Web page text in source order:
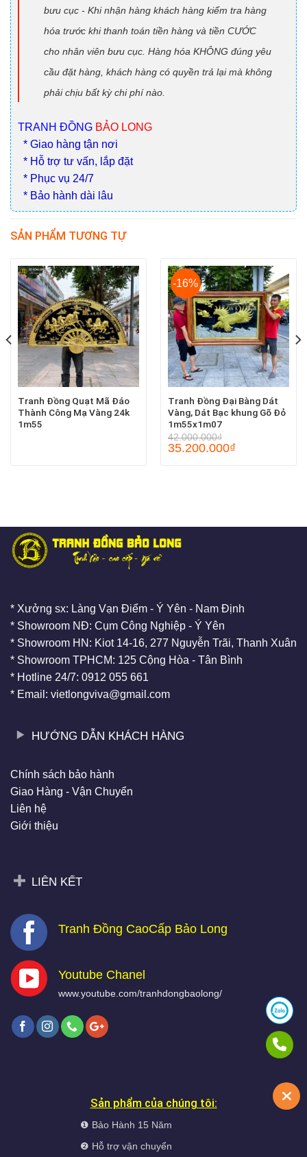
bưu cục - Khi nhận hàng khách hàng kiểm tra hàng
hóa trước khi thanh toán tiền hàng và tiền CƯỚC
cho nhân viên bưu cục. Hàng hóa KHÔNG đúng yêu
cầu đặt hàng, khách hàng có quyền trả lại mà không
phải chịu bất kỳ chi phí nào.
TRANH ĐỒNG BẢO LONG
* Giao hàng tận nơi
* Hỗ trợ tư vấn, lắp đặt
* Phục vụ 24/7
* Bảo hành dài lâu
SẢN PHẨM TƯƠNG TỰ
Tranh Đồng Quạt Mã Đáo
Thành Công Mạ Vàng 24k
1m55
-16%
Tranh Đồng Đại Bàng Dát
Vàng, Dát Bạc khung Gõ Đỏ
1m55x1m07
42.000.000₫
35.200.000₫
* Xưởng sx: Làng Vạn Điểm - Ý Yên - Nam Định
* Showroom NĐ: Cụm Công Nghiệp - Ý Yên
* Showroom HN: Kiot 14-16, 277 Nguyễn Trãi, Thanh Xuân
* Showroom TPHCM: 125 Cộng Hòa - Tân Bình
* Hotline 24/7: 0912 055 661
* Email: vietlongviva@gmail.com
HƯỚNG DẪN KHÁCH HÀNG
Chính sách bảo hành
Giao Hàng - Vận Chuyển
Liên hệ
Giới thiệu
LIÊN KẾT
Tranh Đồng CaoCấp Bảo Long
Youtube Chanel
www.youtube.com/tranhdongbaolong/
Sản phẩm của chúng tôi:
❶ Bảo Hành 15 Năm
❷ Hỗ trợ vận chuyển